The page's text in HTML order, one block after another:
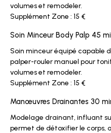
volumes et remodeler.
Supplément Zone : 15 €
Soin Minceur Body Palp 45
Soin minceur équipé capable
palper-rouler manuel pour
volumes et remodeler.
Supplément Zone : 15 €
Manœuvres Drainantes 30
Modelage drainant, influant
permet de détoxifier le corps,